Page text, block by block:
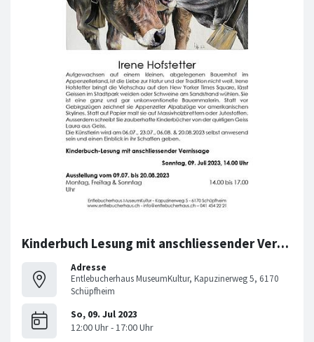
Kinderbuch Lesung mit anschliessender Vernissage
Adresse
Entlebucherhaus MuseumKultur, Kapuzinerweg 5, 6170
Schüpfheim